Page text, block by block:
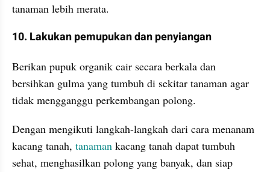
tanaman lebih merata.
10. Lakukan pemupukan dan penyiangan
Berikan pupuk organik cair secara berkala dan
bersihkan gulma yang tumbuh di sekitar tanaman agar
tidak mengganggu perkembangan polong.
Dengan mengikuti langkah-langkah dari cara menanam
kacang tanah, tanaman kacang tanah dapat tumbuh
sehat, menghasilkan polong yang banyak, dan siap